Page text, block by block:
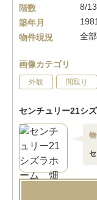
階数
8/
築年月
物件現況
全
画像カテゴリ
外観 間取り
センチュリー21シ